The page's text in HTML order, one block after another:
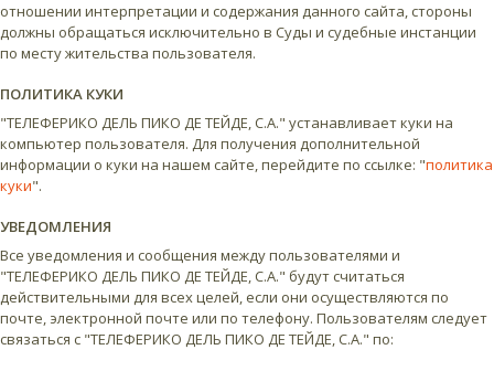
отношении интерпретации и содержания данного сайта, стороны
должны обращаться исключительно в Суды и судебные инстанции
по месту жительства пользователя.
ПОЛИТИКА КУКИ
"ТЕЛЕФЕРИКО ДЕЛЬ ПИКО ДЕ ТЕЙДЕ, С.А." устанавливает куки на
компьютер пользователя. Для получения дополнительной
информации о куки на нашем сайте, перейдите по ссылке: "политика
куки".
УВЕДОМЛЕНИЯ
Все уведомления и сообщения между пользователями и
"ТЕЛЕФЕРИКО ДЕЛЬ ПИКО ДЕ ТЕЙДЕ, С.А." будут считаться
действительными для всех целей, если они осуществляются по
почте, электронной почте или по телефону. Пользователям следует
связаться с "ТЕЛЕФЕРИКО ДЕЛЬ ПИКО ДЕ ТЕЙДЕ, С.А." по: